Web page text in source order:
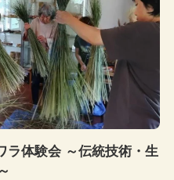
ラ体験会 ～伝統技術・生